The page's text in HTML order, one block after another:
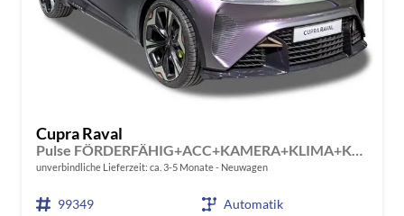
Cupra Raval
unverbindliche Lieferzeit: ca. 3-5 Monate Neuwagen
99349
Automatik